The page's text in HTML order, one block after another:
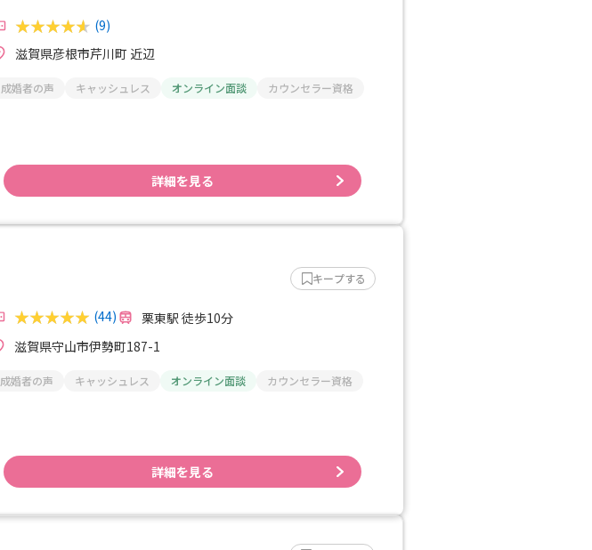
(9)
滋賀県彦根市芹川町 近辺
成婚者の声 キャッシュレス オンライン面談 カウンセラー資格
詳細を見る
キープする
(44)
栗東駅 徒歩10分
滋賀県守山市伊勢町187-1
成婚者の声 キャッシュレス オンライン面談 カウンセラー資格
詳細を見る